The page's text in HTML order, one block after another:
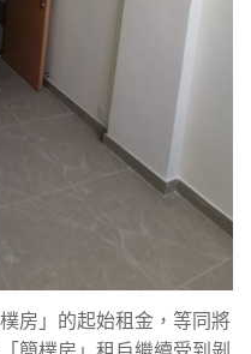
房」的起始租金，等同將